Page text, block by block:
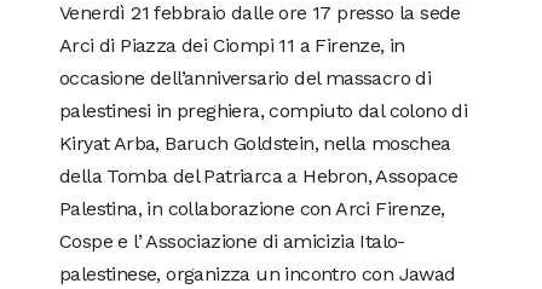
Venerdì 21 febbraio dalle ore 17 presso la sede
Arci di Piazza dei Ciompi 11 a Firenze, in
occasione dell’anniversario del massacro di
palestinesi in preghiera, compiuto dal colono di
Kiryat Arba, Baruch Goldstein, nella moschea
della Tomba del Patriarca a Hebron, Assopace
Palestina, in collaborazione con Arci Firenze,
Cospe e l’ Associazione di amicizia Italo-
palestinese, organizza un incontro con Jawad